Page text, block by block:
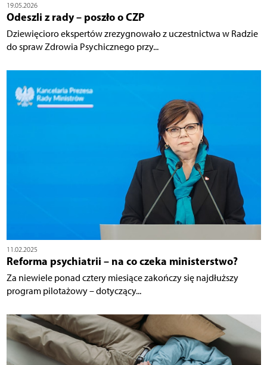
19.05.2026
Odeszli z rady – poszło o CZP
Dziewięcioro ekspertów zrezygnowało z uczestnictwa w Radzie
do spraw Zdrowia Psychicznego przy...
11.02.2025
Reforma psychiatrii – na co czeka ministerstwo?
Za niewiele ponad cztery miesiące zakończy się najdłuższy
program pilotażowy – dotyczący...